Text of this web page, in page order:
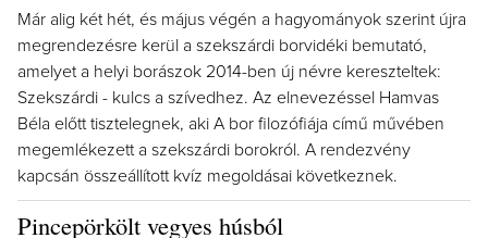
Már alig két hét, és május végén a hagyományok szerint újra
megrendezésre kerül a szekszárdi borvidéki bemutató,
amelyet a helyi borászok 2014-ben új névre kereszteltek:
Szekszárdi - kulcs a szívedhez. Az elnevezéssel Hamvas
Béla előtt tisztelegnek, aki A bor filozófiája című művében
megemlékezett a szekszárdi borokról. A rendezvény
kapcsán összeállított kvíz megoldásai következnek.
Pincepörkölt vegyes húsból